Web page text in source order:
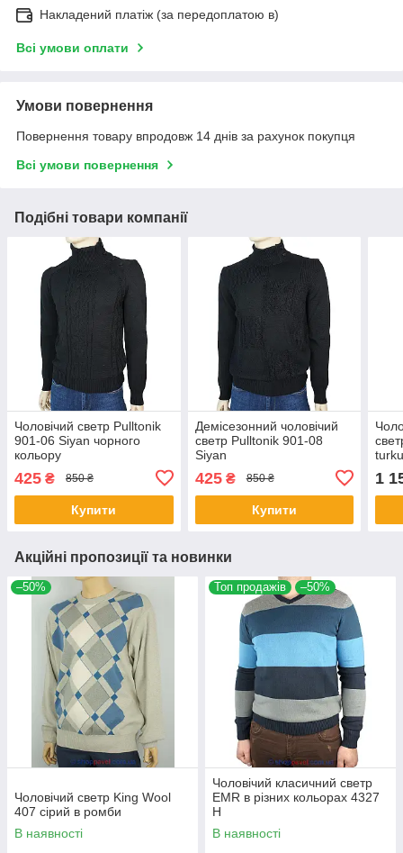
Накладений платіж (за передоплатою в)
Всі умови оплати
Умови повернення
Повернення товару впродовж 14 днів за рахунок покупця
Всі умови повернення
Подібні товари компанії
Чоловічий светр Pulltonik
901-06 Siyan чорного
кольору
425 ₴ 850 ₴
Купити
Демісезонний чоловічий
светр Pulltonik 901-08
Siyan
425₴ 850 ₴
Купити
1
Акційні пропозиції та новинки
–50%
Чоловічий светр King Wool
407 сірий в ромби
В наявності
Топ продажів –50%
Чоловічий класичний светр
EMR в різних кольорах 4327
Н
В наявності